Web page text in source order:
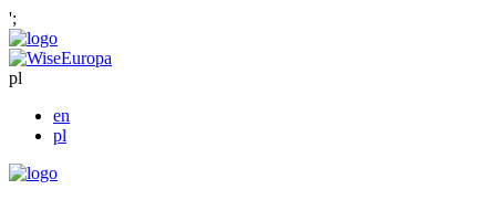
';
pl
en
pl